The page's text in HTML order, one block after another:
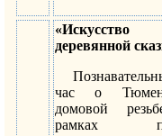
«Искусство
деревянной
час о
домовой
рамках